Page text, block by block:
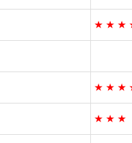
★ ★ ★
★ ★ ★
★ ★ ★